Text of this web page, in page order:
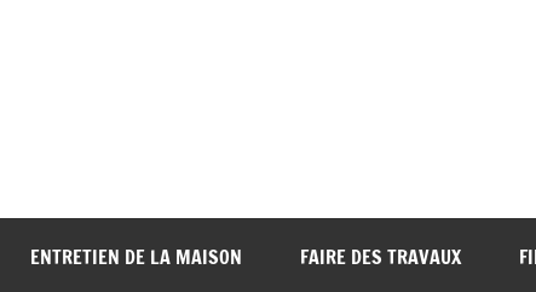
ENTRETIEN DE LA MAISON FAIRE DES TRAVAUX